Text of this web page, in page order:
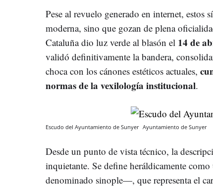
Pese al revuelo generado en internet, estos
moderna, sino que gozan de plena
Cataluña dio luz verde al blasón el 14 de
validó definitivamente la bandera,
choca con los cánones estéticos actuales,
normas de la vexilología institucional.
Escudo del Ayuntamiento de Sunyer Ayuntamiento de Sunyer
Desde un punto de vista técnico, la
inquietante. Se define heráldicamente como
denominado sinople—, que representa el